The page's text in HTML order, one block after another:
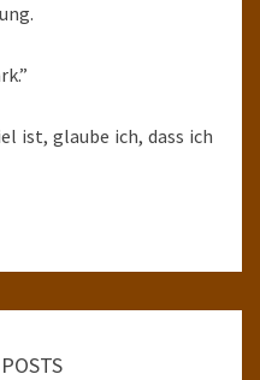
ist, glaube ich, dass ich